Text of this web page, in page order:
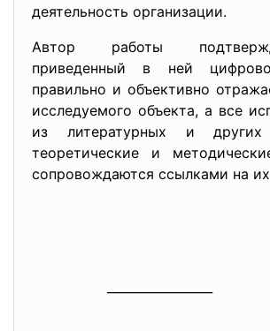
деятельность организации.
Автор работы
приведенный в ней
правильно и объективно
исследуемого объекта, а все
из литературных и других
теоретические и
сопровождаются ссылками на